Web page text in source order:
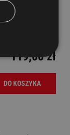
119,00 zł
DO KOSZYKA